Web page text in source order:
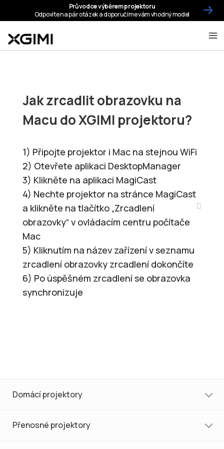
Jak zrcadlit obrazovku na
Macu do XGIMI projektoru?
1) Připojte projektor i Mac na stejnou WiFi
2) Otevřete aplikaci DesktopManager
3) Klikněte na aplikaci MagiCast
4) Nechte projektor na stránce MagiCast
a klikněte na tlačítko „Zrcadlení
obrazovky“ v ovládacím centru počítače
Mac
5) Kliknutím na název zařízení v seznamu
zrcadlení obrazovky zrcadlení dokončíte
6) Po úspěšném zrcadlení se obrazovka
synchronizuje
Domácí projektory
Přenosné projektory